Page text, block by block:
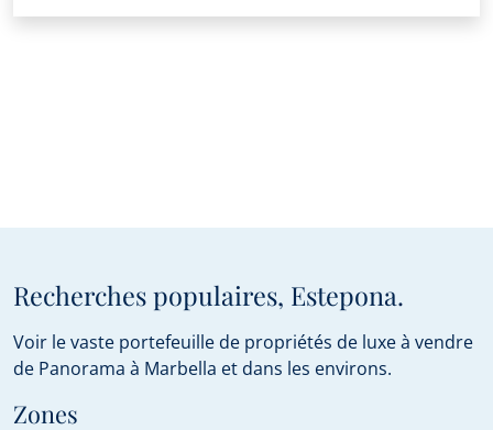
Recherches populaires, Estepona.
Voir le vaste portefeuille de propriétés de luxe à vendre
de Panorama à Marbella et dans les environs.
Zones